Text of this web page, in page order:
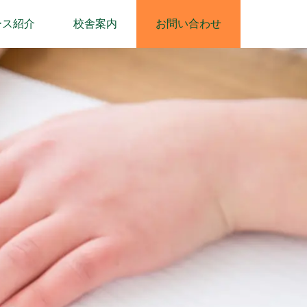
紹介 校舎案内 お問い合わせ